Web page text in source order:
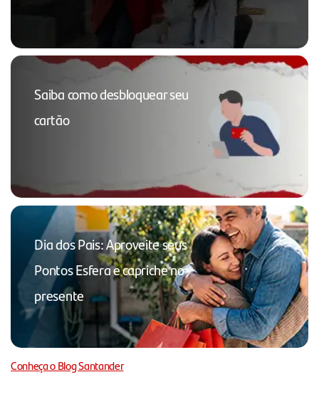
Saiba como desbloquear seu
cartão
Dia dos Pais: Aproveite seus
Pontos Esfera e capriche no
presente
Conheça o Blog Santander